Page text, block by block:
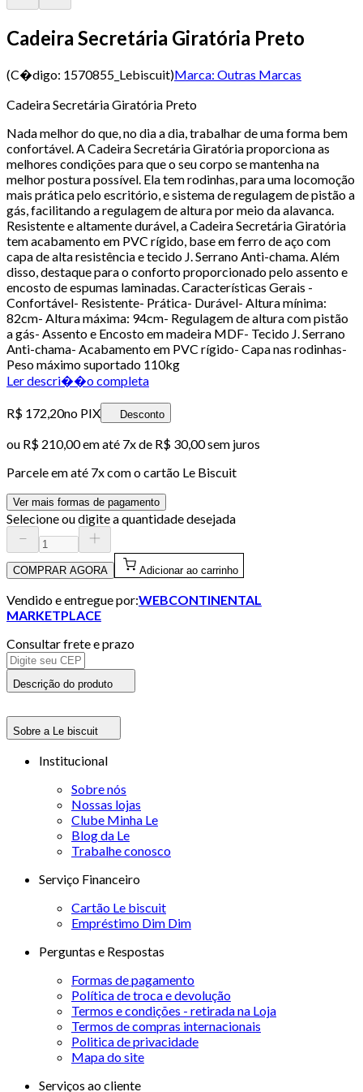
Cadeira Secretária Giratória Preto
(C�digo: 1570855_Lebiscuit)Marca: Outras Marcas
Cadeira Secretária Giratória Preto
Nada melhor do que, no dia a dia, trabalhar de uma forma bem
confortável. A Cadeira Secretária Giratória proporciona as
melhores condições para que o seu corpo se mantenha na
melhor postura possível. Ela tem rodinhas, para uma locomoção
mais prática pelo escritório, e sistema de regulagem de pistão a
gás, facilitando a regulagem de altura por meio da alavanca.
Resistente e altamente durável, a Cadeira Secretária Giratória
tem acabamento em PVC rígido, base em ferro de aço com
capa de alta resistência e tecido J. Serrano Anti-chama. Além
disso, destaque para o conforto proporcionado pelo assento e
encosto de espumas laminadas. Características Gerais -
Confortável- Resistente- Prática- Durável- Altura mínima:
82cm- Altura máxima: 94cm- Regulagem de altura com pistão
a gás- Assento e Encosto em madeira MDF- Tecido J. Serrano
Anti-chama- Acabamento em PVC rígido- Capa nas rodinhas-
Peso máximo suportado 110kg
Ler descri��o completa
R$ 172,20no PIX Desconto
ou R$ 210,00em até 7x de R$ 30,00 sem juros
Parcele em até 7x com o cartão Le Biscuit
Ver mais formas de pagamento
Selecione ou digite a quantidade desejada
COMPRAR AGORA Adicionar ao carrinho
Vendido e entregue por:WEBCONTINENTAL
MARKETPLACE
Consultar frete e prazo
Descrição do produto
Sobre a Le biscuit
Institucional
Sobre nós
Nossas lojas
Clube Minha Le
Blog da Le
Trabalhe conosco
Serviço Financeiro
Cartão Le biscuit
Empréstimo Dim Dim
Perguntas e Respostas
Formas de pagamento
Política de troca e devolução
Termos e condições - retirada na Loja
Termos de compras internacionais
Politica de privacidade
Mapa do site
Serviços ao cliente